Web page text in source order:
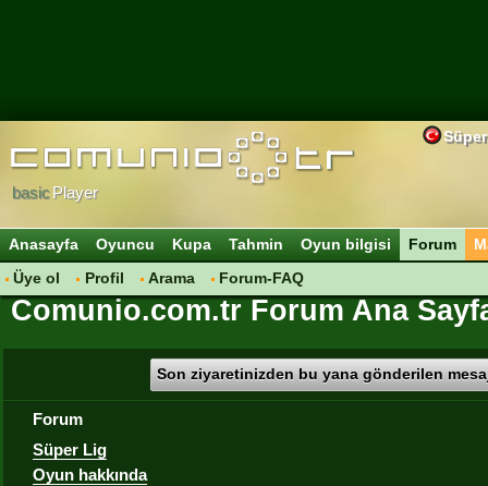
basicPlayer
Anasayfa Oyuncu Kupa Tahmin Oyun bilgisi
Forum
Üye ol
Profil Arama Forum-FAQ
Comunio.com.tr Forum Ana
Son ziyaretinizden bu yana gönderilen
Forum
Süper Lig
Oyun hakkında